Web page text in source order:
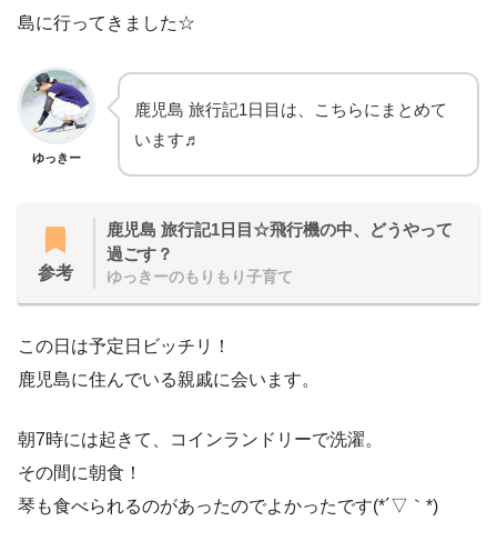
島に行ってきました☆
ゆっきー
鹿児島 旅行記1日目は、こちらにまとめて
います♬
参考
鹿児島 旅行記1日目☆飛行機の中、どうやって
過ごす？
ゆっきーのもりもり子育て
この日は予定日ビッチリ！
鹿児島に住んでいる親戚に会います。
朝7時には起きて、コインランドリーで洗濯。
その間に朝食！
琴も食べられるのがあったのでよかったです(*´▽｀*)